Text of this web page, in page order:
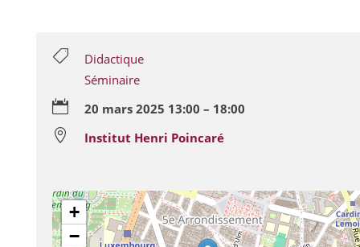

Didactique
Séminaire

20 mars 2025 13:00 – 18:00

Institut Henri Poincaré
+
−